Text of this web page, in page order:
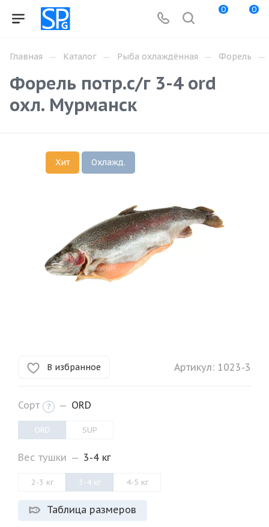
0 0
Главная — Каталог — Рыба охлаждённая — Форель —
Форель потр.с/г 3-4 ord
охл. Мурманск
Хит Охлажд.
В избранное Артикул: 1023-3
Сорт ? — ORD
ORD SUP
Вес тушки — 3-4 кг
2-3 кг 3-4 кг 4-5 кг
Таблица размеров